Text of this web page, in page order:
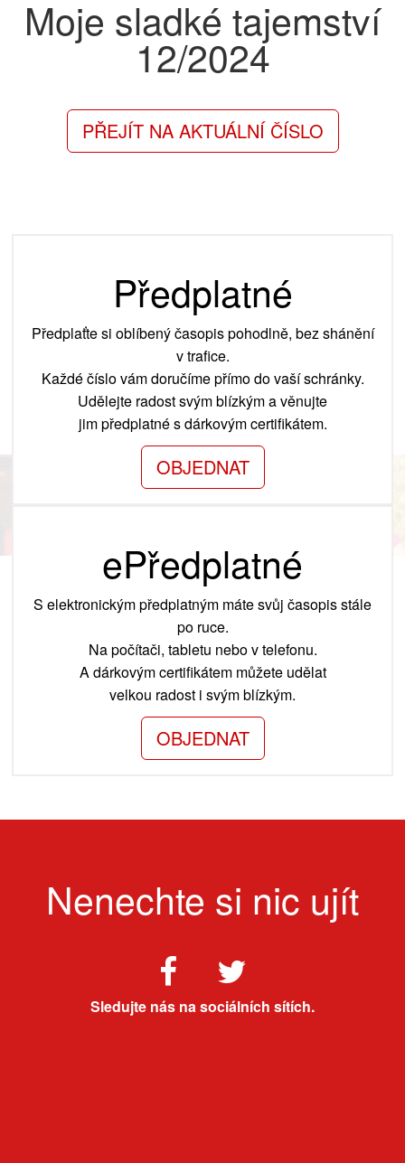
Moje sladké tajemství
12/2024
PŘEJÍT NA AKTUÁLNÍ ČÍSLO
Předplatné
Předplaťte si oblíbený časopis pohodlně, bez shánění
v trafice.
Každé číslo vám doručíme přímo do vaší schránky.
Udělejte radost svým blízkým a věnujte
jim předplatné s dárkovým certifikátem.
OBJEDNAT
ePředplatné
S elektronickým předplatným máte svůj časopis stále
po ruce.
Na počítači, tabletu nebo v telefonu.
A dárkovým certifikátem můžete udělat
velkou radost i svým blízkým.
OBJEDNAT
Nenechte si nic ujít
Sledujte nás na sociálních sítích.